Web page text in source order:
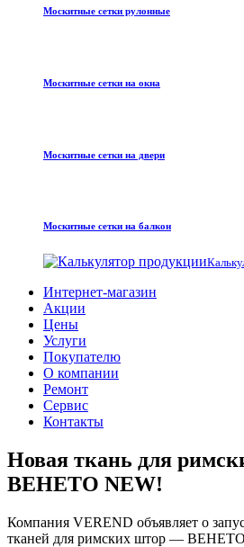
Москитные сетки рулонные
Москитные сетки на окна
Москитные сетки на двери
Москитные сетки на балкон
Интернет-магазин
Акции
Цены
Услуги
Покупателю
О компании
Ремонт
Сервис
Контакты
Новая ткань для
ВЕНЕТО NEW!
Компания VEREND объявляет о
тканей для римских штор —